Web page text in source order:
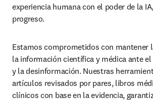
experiencia humana con el poder de la
progreso.
Estamos comprometidos con mantener
la información científica y médica ante
y la desinformación. Nuestras
artículos revisados por pares, libros
clínicos con base en la evidencia,